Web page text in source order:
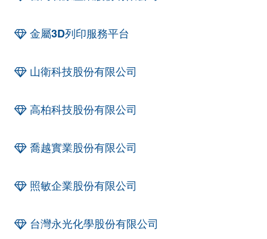
金屬3D列印服務平台
山衛科技股份有限公司
高柏科技股份有限公司
喬越實業股份有限公司
照敏企業股份有限公司
台灣永光化學股份有限公司